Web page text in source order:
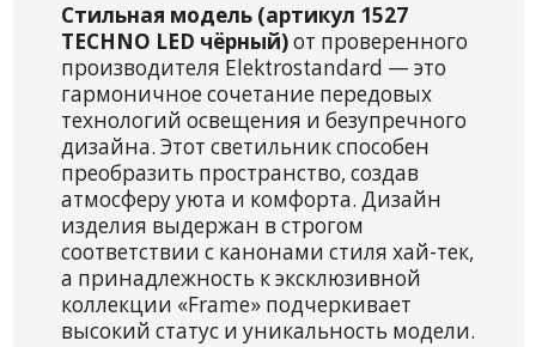
Стильная модель (артикул 1527
TECHNO LED чёрный)от проверенного
производителя Elektrostandard — это
гармоничное сочетание передовых
технологий освещения и безупречного
дизайна. Этот светильник способен
преобразить пространство, создав
атмосферу уюта и комфорта. Дизайн
изделия выдержан в строгом
соответствии с канонами стиля хай-тек,
а принадлежность к эксклюзивной
коллекции «Frame» подчеркивает
высокий статус и уникальность модели.